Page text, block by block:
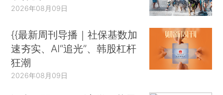
2026年08月09日
{{最新周刊导播｜社保基数加
速夯实、AI“追光”、韩股杠杆
狂潮
2026年08月09日